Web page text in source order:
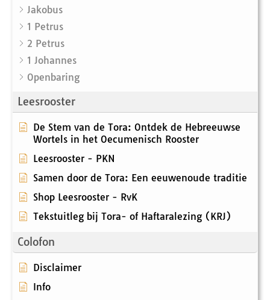
Jakobus
1 Petrus
2 Petrus
1 Johannes
Openbaring
Leesrooster
De Stem van de Tora: Ontdek de Hebreeuwse
Wortels in het Oecumenisch Rooster
Leesrooster - PKN
Samen door de Tora: Een eeuwenoude traditie
Shop Leesrooster - RvK
Tekstuitleg bij Tora- of Haftaralezing (KRJ)
Colofon
Disclaimer
Info